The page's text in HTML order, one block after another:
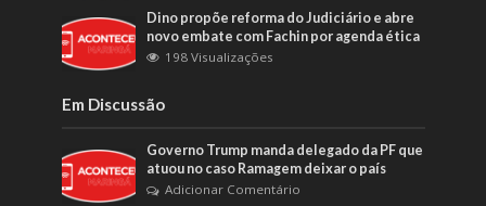
Dino propõe reforma do Judiciário e abre
novo embate com Fachin por agenda ética
198 Visualizações
Em Discussão
Governo Trump manda delegado da PF que
atuou no caso Ramagem deixar o país
Adicionar Comentário